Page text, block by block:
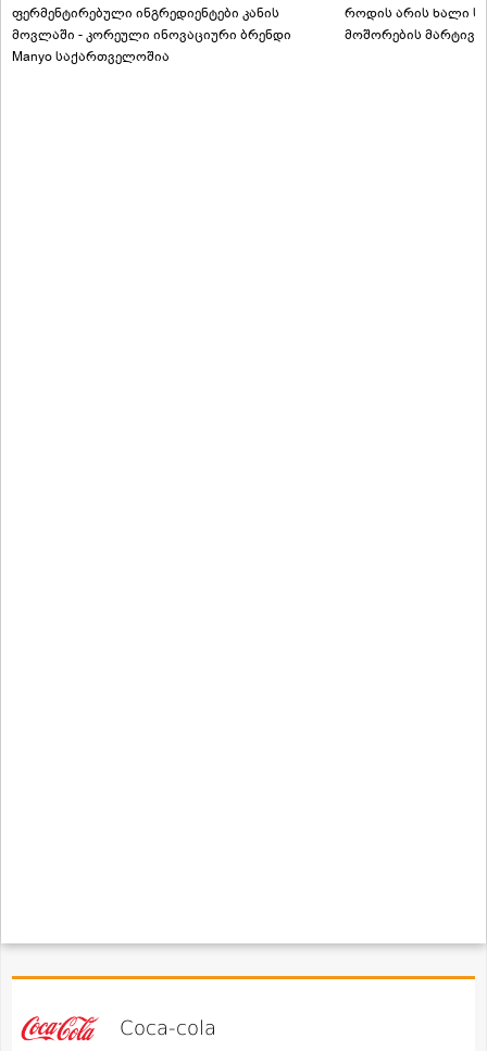
ფერმენტირებული ინგრედიენტები კანის
მოვლაში - კორეული ინოვაციური ბრენდი
Manyo საქართველოშია
როდის არის ხალი
მოშორების
Coca-cola